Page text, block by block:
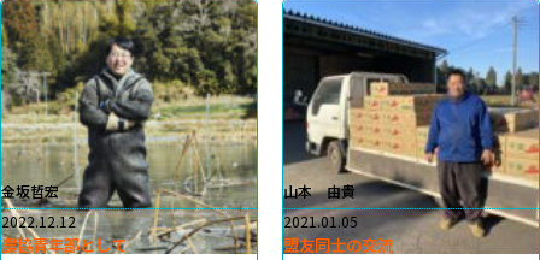
金坂哲宏
2022.12.12
農協青年部として
山本 由貴
2021.01.05
盟友同士の交流